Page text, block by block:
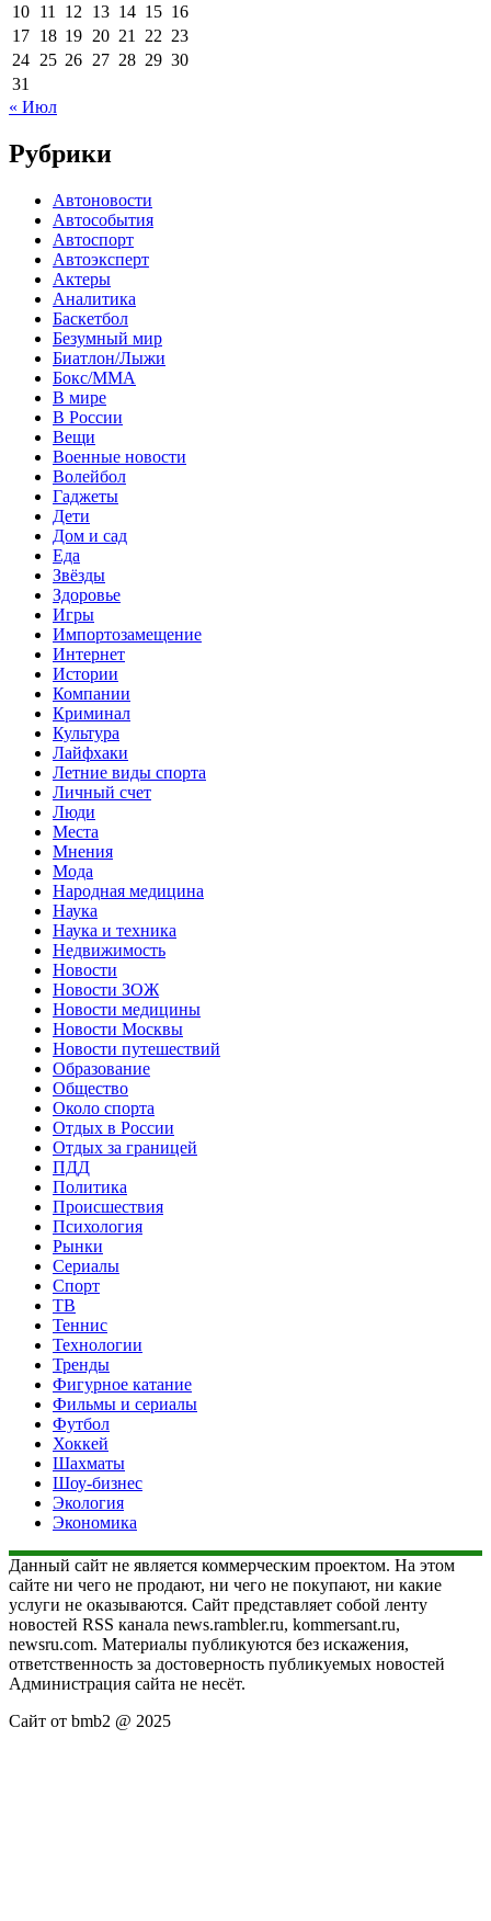
10 11 12 13 14 15 16
17 18 19 20 21 22 23
24 25 26 27 28 29 30
31
« Июл
Рубрики
Автоновости
Автособытия
Автоспорт
Автоэксперт
Актеры
Аналитика
Баскетбол
Безумный мир
Биатлон/Лыжи
Бокс/MMA
В мире
В России
Вещи
Военные новости
Волейбол
Гаджеты
Дети
Дом и сад
Еда
Звёзды
Здоровье
Игры
Импортозамещение
Интернет
Истории
Компании
Криминал
Культура
Лайфхаки
Летние виды спорта
Личный счет
Люди
Места
Мнения
Мода
Народная медицина
Наука
Наука и техника
Недвижимость
Новости
Новости ЗОЖ
Новости медицины
Новости Москвы
Новости путешествий
Образование
Общество
Около спорта
Отдых в России
Отдых за границей
ПДД
Политика
Происшествия
Психология
Рынки
Сериалы
Спорт
ТВ
Теннис
Технологии
Тренды
Фигурное катание
Фильмы и сериалы
Футбол
Хоккей
Шахматы
Шоу-бизнес
Экология
Экономика
Данный сайт не является коммерческим проектом. На этом
сайте ни чего не продают, ни чего не покупают, ни какие
услуги не оказываются. Сайт представляет собой ленту
новостей RSS канала news.rambler.ru, kommersant.ru,
newsru.com. Материалы публикуются без искажения,
ответственность за достоверность публикуемых новостей
Администрация сайта не несёт.
Сайт от bmb2 @ 2025